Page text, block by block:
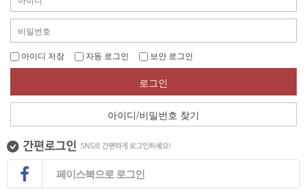
아이디 저장 자동 로그인 보안 로그인
로그인
아이디/비밀번호 찾기
페이스북으로 로그인